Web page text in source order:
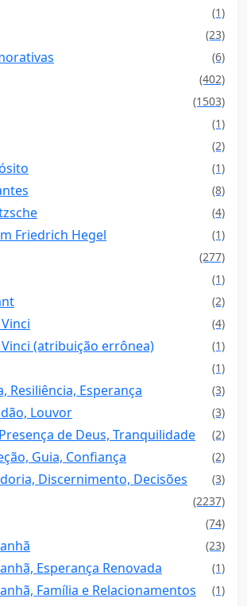
(1)
(23)
(6)
(402)
(1503)
(1)
(2)
(1)
(8)
(4)
Friedrich Hegel (1)
(277)
(1)
(2)
(4)
(atribuição errônea) (1)
(1)
Resiliência, Esperança (3)
Louvor (3)
de Deus, Tranquilidade (2)
Guia, Confiança (2)
Discernimento, Decisões (3)
(2237)
(74)
(23)
Esperança Renovada (1)
Família e Relacionamentos (1)